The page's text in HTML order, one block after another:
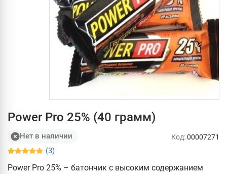
Power Pro 25% (40 грамм)
Нет в наличии
(3)
Код:00007271
Power Pro 25% – батончик с высоким содержанием